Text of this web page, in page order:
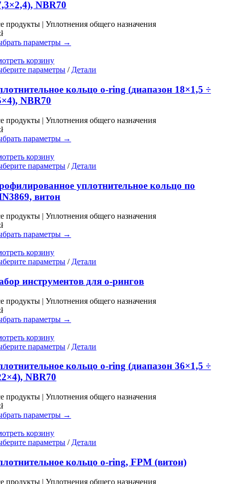
можно
на
NBR70
продукты | Уплотнения общего назначения
параметры →
корзину
параметры Этот
имеет
несколько
можно
на
/ Детали
кольцо o-ring (диапазон 18×1,5 ÷
NBR70
продукты | Уплотнения общего назначения
параметры →
корзину
параметры Этот
имеет
несколько
можно
на
/ Детали
уплотнительное кольцо по
витон
продукты | Уплотнения общего назначения
параметры →
корзину
параметры Этот
имеет
несколько
вариаций.
Опции
выбрать
странице
товара.
/ Детали
инструментов для o-рингов
продукты | Уплотнения общего назначения
параметры →
корзину
параметры Этот
имеет
несколько
можно
на
/ Детали
кольцо o-ring (диапазон 36×1,5 ÷
NBR70
продукты | Уплотнения общего назначения
параметры →
корзину
параметры Этот
имеет
несколько
вариаций.
/ Детали
кольцо o-ring, FPM (витон)
продукты | Уплотнения общего назначения